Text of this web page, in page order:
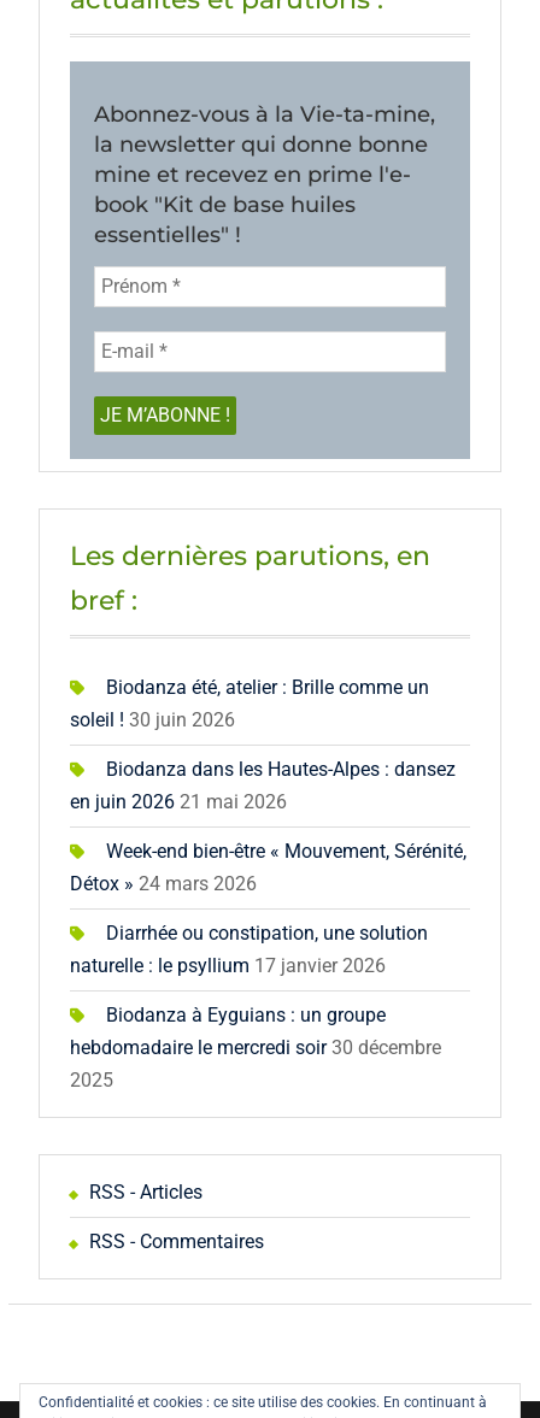
Abonnez-vous à la Vie-ta-mine,
la newsletter qui donne bonne
mine et recevez en prime l'e-
book "Kit de base huiles
essentielles" !
Les dernières parutions, en
bref :
Biodanza été, atelier : Brille comme un
soleil ! 30 juin 2026
Biodanza dans les Hautes-Alpes : dansez
en juin 2026 21 mai 2026
Week-end bien-être « Mouvement, Sérénité,
Détox » 24 mars 2026
Diarrhée ou constipation, une solution
naturelle : le psyllium 17 janvier 2026
Biodanza à Eyguians : un groupe
hebdomadaire le mercredi soir 30 décembre
2025
RSS - Articles
RSS - Commentaires
Confidentialité et cookies : ce site utilise des cookies. En continuant à